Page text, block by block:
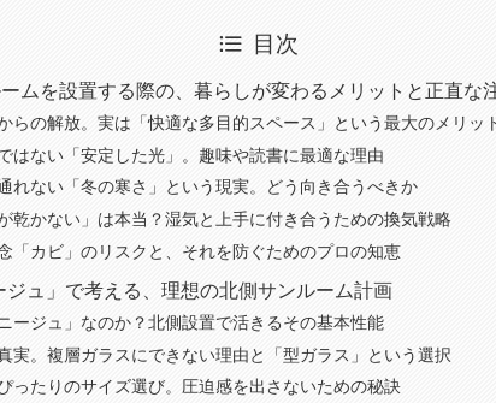
目次
ムを設置する際の、暮らしが変わるメリットと正直な
らの解放。実は「快適な多目的スペース」という最大のメリッ
はない「安定した光」。趣味や読書に最適な理由
れない「冬の寒さ」という現実。どう向き合うべきか
が乾かない」は本当？湿気と上手に付き合うための換気戦略
「カビ」のリスクと、それを防ぐためのプロの知恵
ジュ」で考える、理想の北側サンルーム計画
ージュ」なのか？北側設置で活きるその基本性能
実。複層ガラスにできない理由と「型ガラス」という選択
ったりのサイズ選び。圧迫感を出さないための秘訣